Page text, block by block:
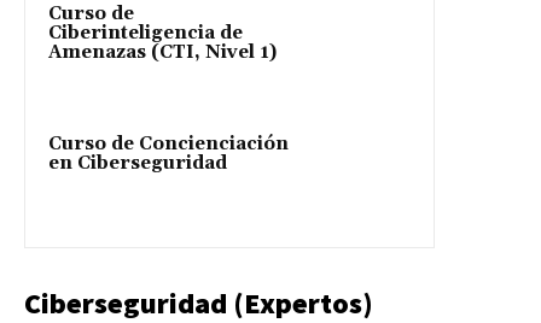
Curso de
Ciberinteligencia de
Amenazas (CTI, Nivel 1)
Curso de Concienciación
en Ciberseguridad
Ciberseguridad (Expertos)